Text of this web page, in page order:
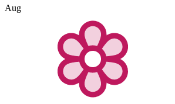
Aug